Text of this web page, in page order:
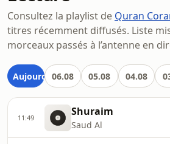
Consultez la playlist de Quran
titres récemment diffusés. Liste
morceaux passés à l’antenne en
Aujourd'hui06.08 05.08 04.08
11:49 Shuraim
Saud Al